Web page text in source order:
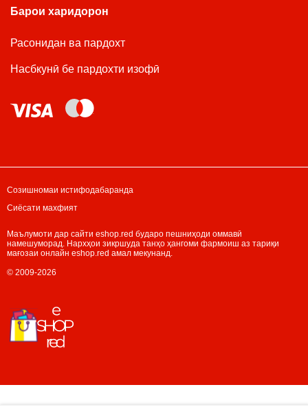
Барои харидорон
Расонидан ва пардохт
Насбкунӣ бе пардохти изофӣ
Созишномаи истифодабаранда
Сиёсати махфият
Маълумоти дар сайти eshop.red бударо пешниҳоди оммавӣ
намешуморад. Нархҳои зикршуда танҳо ҳангоми фармоиш аз тариқи
мағозаи онлайн eshop.red амал мекунанд.
© 2009-2026